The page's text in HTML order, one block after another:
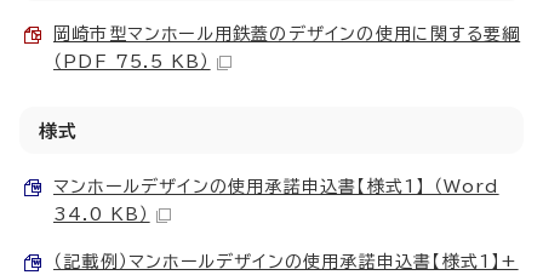
岡崎市型マンホール用鉄蓋のデザインの使用に関する要綱
（PDF 75.5 KB）
様式
マンホールデザインの使用承諾申込書【様式1】 （Word
34.0 KB）
（記載例）マンホールデザインの使用承諾申込書【様式1】+